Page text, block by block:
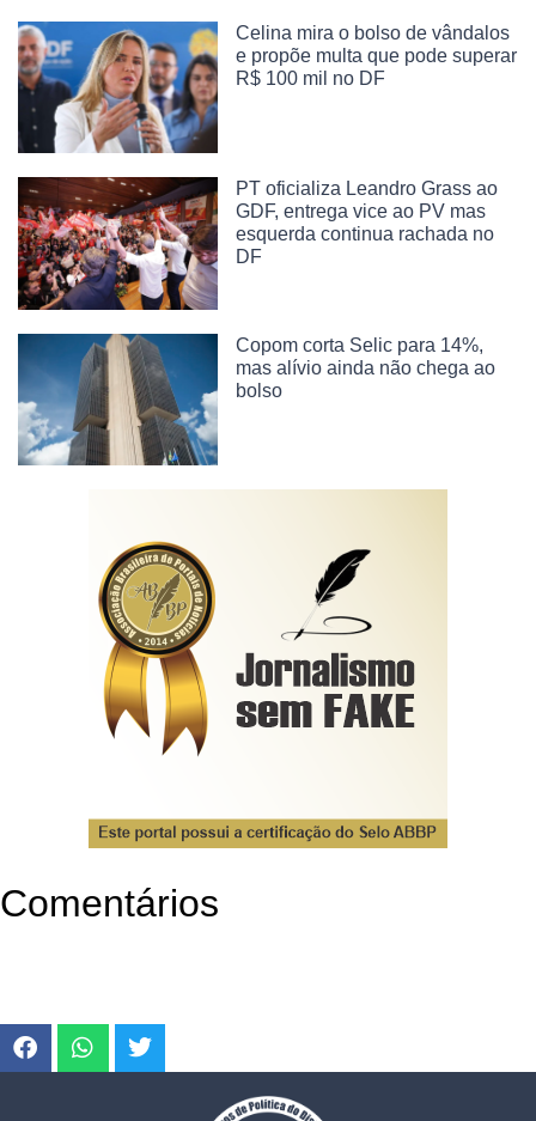
Celina mira o bolso de vândalos
e propõe multa que pode superar
R$ 100 mil no DF
PT oficializa Leandro Grass ao
GDF, entrega vice ao PV mas
esquerda continua rachada no
DF
Copom corta Selic para 14%,
mas alívio ainda não chega ao
bolso
Comentários